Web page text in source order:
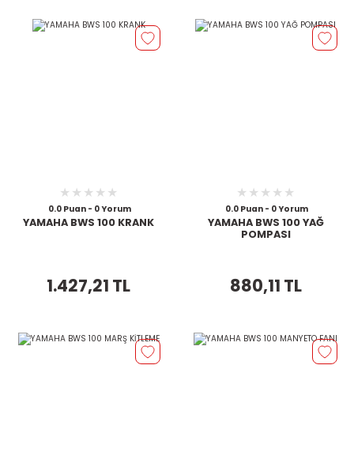
0.0 Puan - 0 Yorum
YAMAHA BWS 100 KRANK
1.427,21 TL
0.0 Puan - 0 Yorum
YAMAHA BWS 100 YAĞ
POMPASI
880,11 TL